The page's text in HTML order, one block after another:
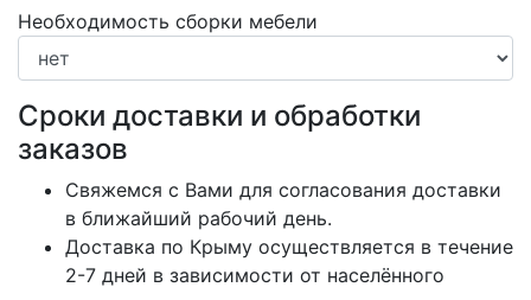
Необходимость сборки мебели
Сроки доставки и обработки
заказов
Свяжемся с Вами для согласования доставки
в ближайший рабочий день.
Доставка по Крыму осуществляется в течение
2-7 дней в зависимости от населённого